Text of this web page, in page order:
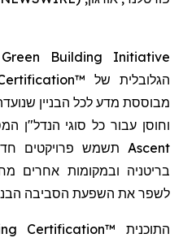
Green Building Initiative
הגלובלית של
מבוססת מדע לכל הבניין
וחוסן עבור כל סוגי הנדל"ן
Ascent תשמש פרויקטים
בריטניה ובמקומות אחרים
לשפר את השפעת הסביבה
התוכנית Certification™